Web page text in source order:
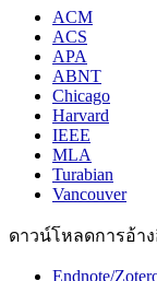
ACM
ACS
APA
ABNT
Chicago
Harvard
IEEE
MLA
Turabian
Vancouver
ดาวน์โหลดการอ้าง
Endnote/